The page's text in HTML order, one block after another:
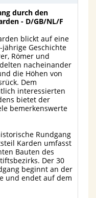
durch den
- D/GB/NL/F
blickt auf eine
jährige Geschichte
Römer und
nacheinander
die Höhen von
Dem
interessierten
bietet der
bemerkenswerte
Rundgang
Karden umfasst
Bauten des
Der 30
beginnt an der
und endet auf dem